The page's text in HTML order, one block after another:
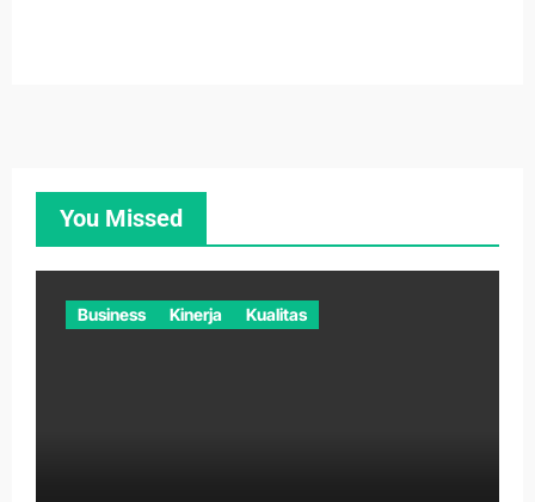
You Missed
Business Kinerja Kualitas